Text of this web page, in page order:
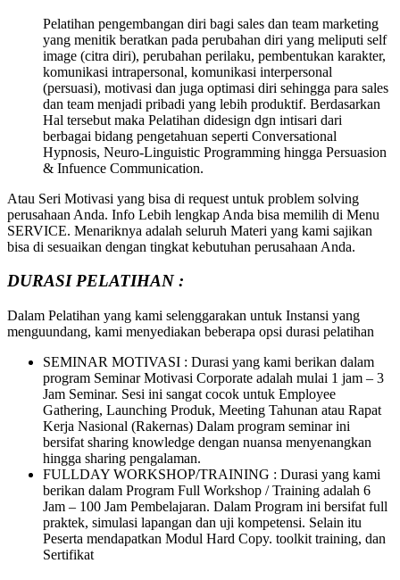
Pelatihan pengembangan diri bagi sales dan team marketing
yang menitik beratkan pada perubahan diri yang meliputi self
image (citra diri), perubahan perilaku, pembentukan karakter,
komunikasi intrapersonal, komunikasi interpersonal
(persuasi), motivasi dan juga optimasi diri sehingga para sales
dan team menjadi pribadi yang lebih produktif. Berdasarkan
Hal tersebut maka Pelatihan didesign dgn intisari dari
berbagai bidang pengetahuan seperti Conversational
Hypnosis, Neuro-Linguistic Programming hingga Persuasion
& Infuence Communication.
Atau Seri Motivasi yang bisa di request untuk problem solving
perusahaan Anda. Info Lebih lengkap Anda bisa memilih di Menu
SERVICE. Menariknya adalah seluruh Materi yang kami sajikan
bisa di sesuaikan dengan tingkat kebutuhan perusahaan Anda.
DURASI PELATIHAN :
Dalam Pelatihan yang kami selenggarakan untuk Instansi yang
menguundang, kami menyediakan beberapa opsi durasi pelatihan
SEMINAR MOTIVASI : Durasi yang kami berikan dalam
program Seminar Motivasi Corporate adalah mulai 1 jam – 3
Jam Seminar. Sesi ini sangat cocok untuk Employee
Gathering, Launching Produk, Meeting Tahunan atau Rapat
Kerja Nasional (Rakernas) Dalam program seminar ini
bersifat sharing knowledge dengan nuansa menyenangkan
hingga sharing pengalaman.
FULLDAY WORKSHOP/TRAINING : Durasi yang kami
berikan dalam Program Full Workshop / Training adalah 6
Jam – 100 Jam Pembelajaran. Dalam Program ini bersifat full
praktek, simulasi lapangan dan uji kompetensi. Selain itu
Peserta mendapatkan Modul Hard Copy. toolkit training, dan
Sertifikat